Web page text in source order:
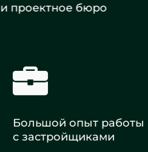
и проектное бюро
Большой опыт работы
с застройщиками